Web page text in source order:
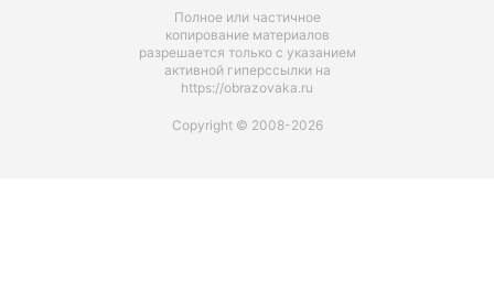
Полное или частичное
копирование материалов
разрешается только с указанием
активной гиперссылки на
https://obrazovaka.ru
Copyright © 2008-2026